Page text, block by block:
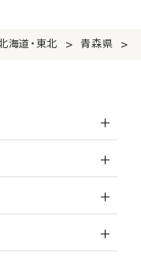
海道・東北 > 青森県 >